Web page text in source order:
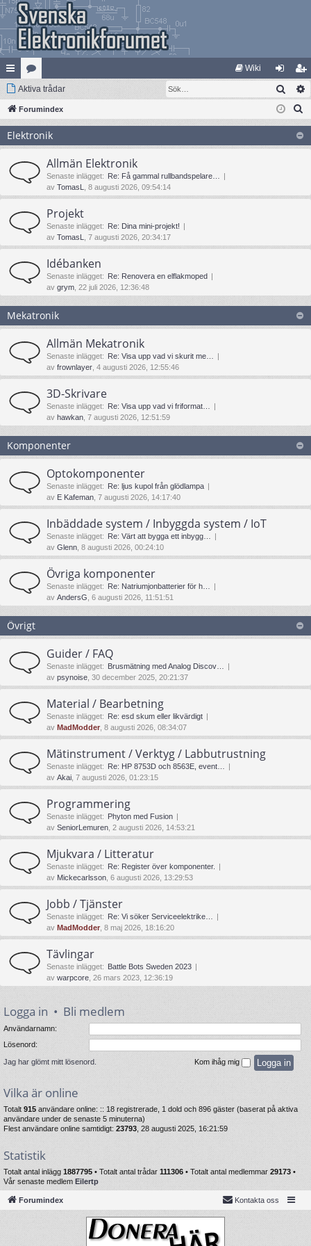
na
bb
lä
nk
ar
at
eg
ori
er
Wiki
og
ga
li
m
ed
le
Aktiva trådar Sök
Forumindex
Elektronik
Allmän Elektronik
Senaste inlägget: Re: Få gammal rullbandspelare…
av TomasL , 8 augusti 2026, 09:54:14
Projekt
Senaste inlägget: Re: Dina mini-projekt!
av TomasL , 7 augusti 2026, 20:34:17
Idébanken
Senaste inlägget: Re: Renovera en elflakmoped
av grym , 22 juli 2026, 12:36:48
Mekatronik
Allmän Mekatronik
Senaste inlägget: Re: Visa upp vad vi skurit me…
av frownlayer , 4 augusti 2026, 12:55:46
3D-Skrivare
Senaste inlägget: Re: Visa upp vad vi friformat…
av hawkan , 7 augusti 2026, 12:51:59
Komponenter
Optokomponenter
Senaste inlägget: Re: ljus kupol från glödlampa
av E Kafeman , 7 augusti 2026, 14:17:40
Inbäddade system / Inbyggda system / IoT
Senaste inlägget: Re: Värt att bygga ett inbygg…
av Glenn , 8 augusti 2026, 00:24:10
Övriga komponenter
Senaste inlägget: Re: Natriumjonbatterier för h…
av AndersG , 6 augusti 2026, 11:51:51
Övrigt
Guider / FAQ
Senaste inlägget: Brusmätning med Analog Discov…
av psynoise , 30 december 2025, 20:21:37
Material / Bearbetning
Senaste inlägget: Re: esd skum eller likvärdigt
av MadModder , 8 augusti 2026, 08:34:07
Mätinstrument / Verktyg / Labbutrustning
Senaste inlägget: Re: HP 8753D och 8563E, event…
av Akai , 7 augusti 2026, 01:23:15
Programmering
Senaste inlägget: Phyton med Fusion
av SeniorLemuren , 2 augusti 2026, 14:53:21
Mjukvara / Litteratur
Senaste inlägget: Re: Register över komponenter.
av Mickecarlsson , 6 augusti 2026, 13:29:53
Jobb / Tjänster
Senaste inlägget: Re: Vi söker Serviceelektrike…
av MadModder , 8 maj 2026, 18:16:20
Tävlingar
Senaste inlägget: Battle Bots Sweden 2023
av warpcore , 26 mars 2023, 12:36:19
Logga in • Bli medlem
Användarnamn:
Lösenord:
Jag har glömt mitt lösenord. Kom ihåg mig
Vilka är online
Totalt 915 användare online: :: 18 registrerade, 1 dold och 896 gäster (baserat på aktiva
användare under de senaste 5 minuterna)
Flest användare online samtidigt: 23793 , 28 augusti 2025, 16:21:59
Statistik
Totalt antal inlägg 1887795 • Totalt antal trådar 111306 • Totalt antal medlemmar 29173 •
Vår senaste medlem Eilertp
Forumindex Kontakta oss